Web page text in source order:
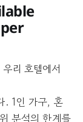
리 호텔에서
. 1인 가구, 혼
분석의 한계를